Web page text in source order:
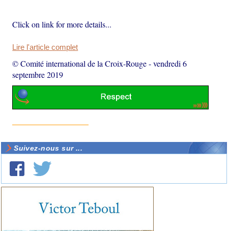
Click on link for more details...
Lire l'article complet
© Comité international de la Croix-Rouge-vendredi 6
septembre 2019
Suivez-nous sur ...